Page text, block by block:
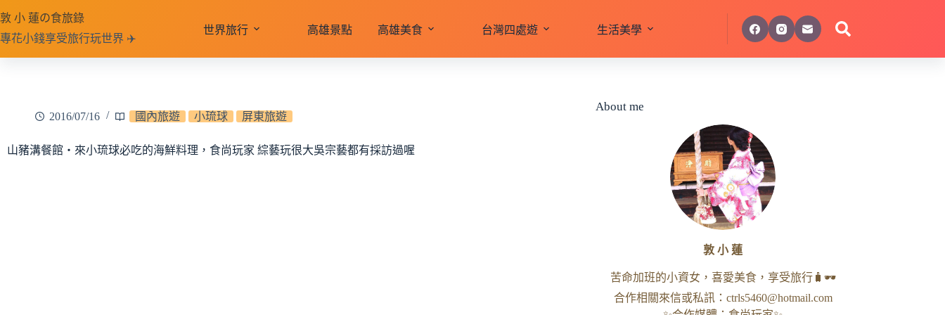
至
主
要
敦 小 蓮の食旅錄
專花小錢享受旅行玩世界 ✈️
世界旅行 高雄景點 高雄美食 台灣四處遊 生活美學
2016/07/16 國內旅遊 小琉球 屏東旅遊
山豬溝餐館‧來小琉球必吃的海鮮料理，食尚玩家 綜藝玩很大吳宗藝都有採訪過喔
About me
敦 小 蓮
苦命加班的小資女，喜愛美食，享受旅行🧳🕶
合作相關來信或私訊： ctrls5460@hotmail.com